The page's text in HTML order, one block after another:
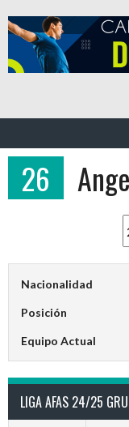
al
contenido
26
Nacionalidad
Posición
Equipo Actual
LIGA AFAS 24/25